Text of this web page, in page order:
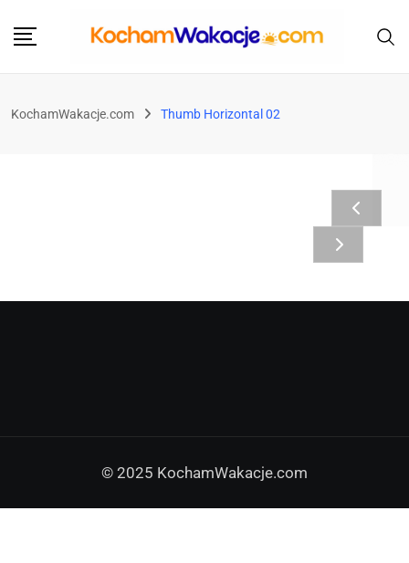
KochamWakacje.com Thumb Horizontal 02
© 2025 KochamWakacje.com